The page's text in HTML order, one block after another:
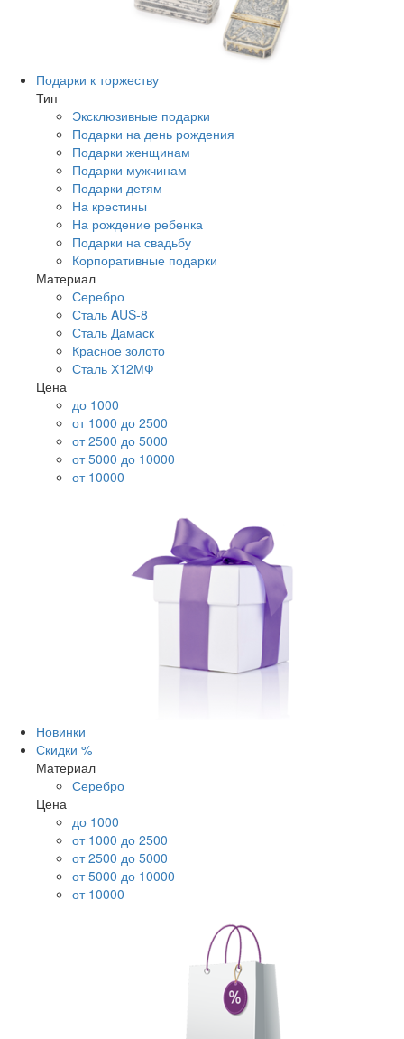
Подарки к торжеству
Тип
Эксклюзивные подарки
Подарки на день рождения
Подарки женщинам
Подарки мужчинам
Подарки детям
На крестины
На рождение ребенка
Подарки на свадьбу
Корпоративные подарки
Материал
Серебро
Сталь AUS-8
Сталь Дамаск
Красное золото
Сталь Х12МФ
Цена
до 1000
от 1000 до 2500
от 2500 до 5000
от 5000 до 10000
от 10000
Новинки
Скидки %
Материал
Серебро
Цена
до 1000
от 1000 до 2500
от 2500 до 5000
от 5000 до 10000
от 10000